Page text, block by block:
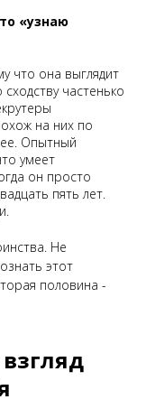
«узнаю
что она выглядит
частенько
на них по
Опытный
умеет
он просто
пять лет.
Не
этот
половина -